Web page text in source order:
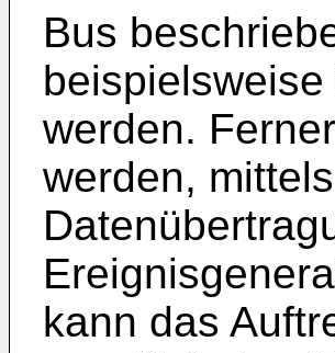
Bus
werden.
werden,
kann das